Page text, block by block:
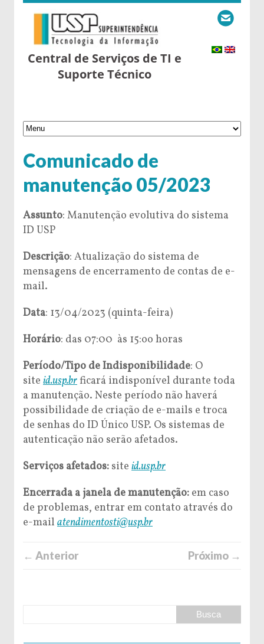
Central de Serviços de TI e
Suporte Técnico
Comunicado de
manutenção 05/2023
Assunto: Manutenção evolutiva do sistema
ID USP
Descrição: Atualização do sistema de
mensagens de encerramento de contas de e-
mail.
Data: 13/04/2023 (quinta-feira)
Horário: das 07:00 às 15:oo horas
Período/Tipo de Indisponibilidade: O
site id.usp.brficará indisponível durante toda
a manutenção. Neste período não haverá
possibilidade de criação de e-mails e troca
de senhas do ID Único USP. Os sistemas de
autenticação não serão afetados.
Serviços afetados: site id.usp.br
Encerrada a janela de manutenção: em caso
de problemas, entrar em contato através do
e-mail atendimentosti@usp.br
← Anterior Próximo →